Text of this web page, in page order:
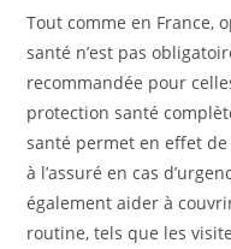
Tout comme en France,
santé n’est pas
recommandée pour
protection santé
santé permet en effet
à l’assuré en cas
également aider à
routine, tels que les